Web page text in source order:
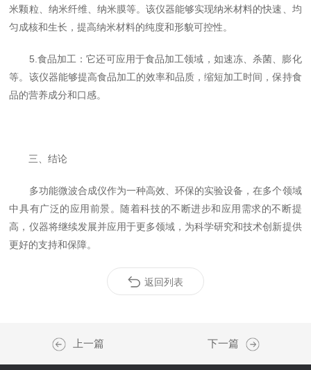
米颗粒、纳米纤维、纳米膜等。该仪器能够实现纳米材料的快速、均
匀成核和生长，提高纳米材料的纯度和形貌可控性。
5.食品加工：它还可应用于食品加工领域，如速冻、杀菌、膨化
等。该仪器能够提高食品加工的效率和品质，缩短加工时间，保持食
品的营养成分和口感。
三、结论
多功能微波合成仪作为一种高效、环保的实验设备，在多个领域
中具有广泛的应用前景。随着科技的不断进步和应用需求的不断提
高，仪器将继续发展并应用于更多领域，为科学研究和技术创新提供
更好的支持和保障。
返回列表
上一篇 下一篇